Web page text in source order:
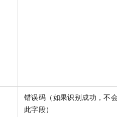
错误码（如果识别成功，不
此字段）